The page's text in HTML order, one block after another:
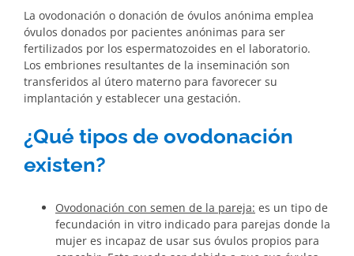
La ovodonación o donación de óvulos anónima emplea
óvulos donados por pacientes anónimas para ser
fertilizados por los espermatozoides en el laboratorio.
Los embriones resultantes de la inseminación son
transferidos al útero materno para favorecer su
implantación y establecer una gestación.
¿Qué tipos de ovodonación
existen?
Ovodonación con semen de la pareja: es un tipo de
fecundación in vitro indicado para parejas donde la
mujer es incapaz de usar sus óvulos propios para